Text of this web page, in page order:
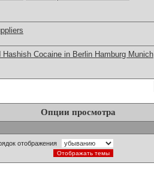
Cocaine in Berlin Hamburg Munich
Опции просмотра
отображения